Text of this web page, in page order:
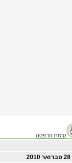
גרסת הדפסה